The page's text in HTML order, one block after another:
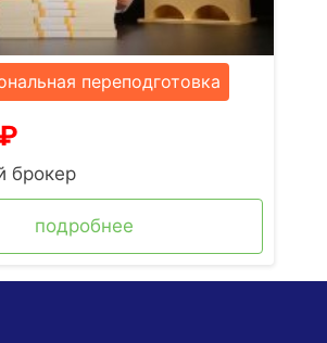
переподготовка
₽
брокер
подробнее